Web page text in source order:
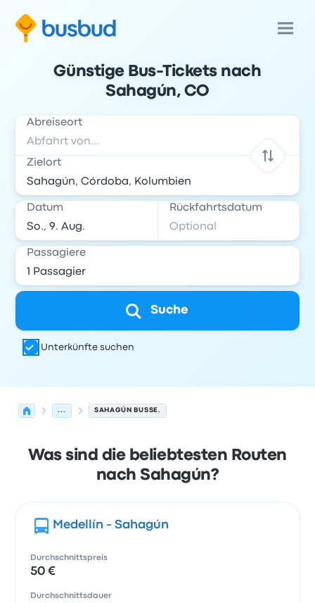
Günstige Bus-Tickets nach
Sahagún, CO
Abreiseort
Zielort
Datum Rückfahrtsdatum
Passagiere
Suche
Unterkünfte suchen
... SAHAGÚN BUSSE.
Was sind die beliebtesten Routen
nach Sahagún?
Medellín - Sahagún
Durchschnittspreis
50 €
Durchschnittsdauer